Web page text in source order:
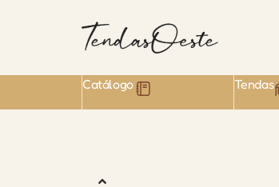
Catálogo Tendas